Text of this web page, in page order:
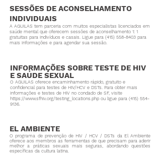
SESSÕES DE ACONSELHAMENTO
INDIVIDUAIS
A AGUILAS tem parceria com muitos especialistas licenciados em
saúde mental que oferecem sessões de aconselhamento 1: 1
gratuitas para indivíduos e casais. Ligue para (415) 558-8403 para
mais informações e para agendar sua sessão.
INFORMAÇÕES SOBRE TESTE DE HIV
E SAÚDE SEXUAL
O AGUILAS oferece encaminhamento rápido, gratuito e
confidencial para testes de HIV/HCV e DSTs. Para obter mais
informações e testes de HIV no condado de SF, visite
https://www.sfhiv.org/testing_locations.php ou ligue para (415) 554-
9136.
EL AMBIENTE
O programa de prevenção de HIV / HCV / DSTs da El Ambiente
oferece aos membros as ferramentas de que precisam para aderir
melhor a práticas sexuais mais seguras, abordando questões
específicas da cultura latina.